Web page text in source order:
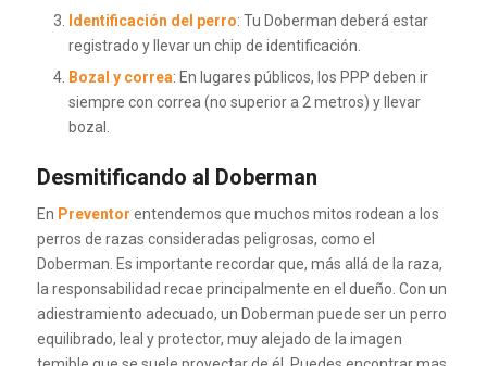
Identificación del perro: Tu Doberman deberá estar
registrado y llevar un chip de identificación.
Bozal y correa: En lugares públicos, los PPP deben ir
siempre con correa (no superior a 2 metros) y llevar
bozal.
Desmitificando al Doberman
En Preventor entendemos que muchos mitos rodean a los
perros de razas consideradas peligrosas, como el
Doberman. Es importante recordar que, más allá de la raza,
la responsabilidad recae principalmente en el dueño. Con un
adiestramiento adecuado, un Doberman puede ser un perro
equilibrado, leal y protector, muy alejado de la imagen